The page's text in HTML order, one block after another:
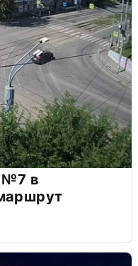
№7 в